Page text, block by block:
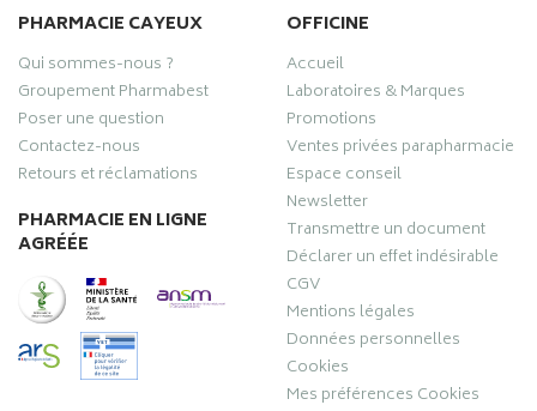
PHARMACIE CAYEUX
Qui sommes-nous ?
Groupement Pharmabest
Poser une question
Contactez-nous
Retours et réclamations
PHARMACIE EN LIGNE
AGRÉÉE
OFFICINE
Accueil
Laboratoires & Marques
Promotions
Ventes privées parapharmacie
Espace conseil
Newsletter
Transmettre un document
Déclarer un effet indésirable
CGV
Mentions légales
Données personnelles
Cookies
Mes préférences Cookies